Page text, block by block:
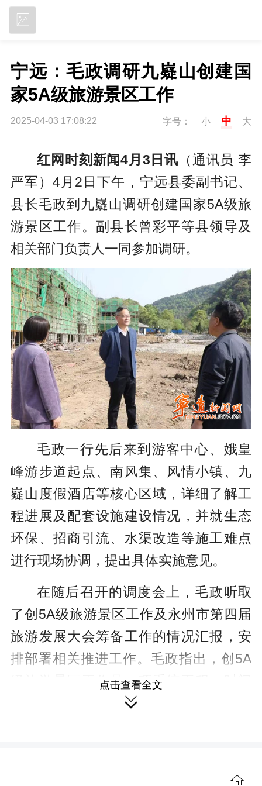
宁远：毛政调研九嶷山创建国
家5A级旅游景区工作
2025-04-03 17:08:22 字号： 小 中 大
红网时刻新闻4月3日讯 （通讯员 李
严军）4月2日下午，宁远县委副书记、
县长毛政到九嶷山调研创建国家5A级旅
游景区工作。副县长曾彩平等县领导及
相关部门负责人一同参加调研。
毛政一行先后来到游客中心、娥皇
峰游步道起点、南风集、风情小镇、九
嶷山度假酒店等核心区域，详细了解工
程进展及配套设施建设情况，并就生态
环保、招商引流、水渠改造等施工难点
进行现场协调，提出具体实施意见。
在随后召开的调度会上，毛政听取
了创5A级旅游景区工作及永州市第四届
旅游发展大会筹备工作的情况汇报，安
排部署相关推进工作。毛政指出，创5A
级旅游景区工作是一项系统工程，时间
紧、任务重，相关部门和施工单位要加
点击查看全文
